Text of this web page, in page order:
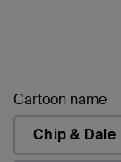
Cartoon name
Chip & Dale